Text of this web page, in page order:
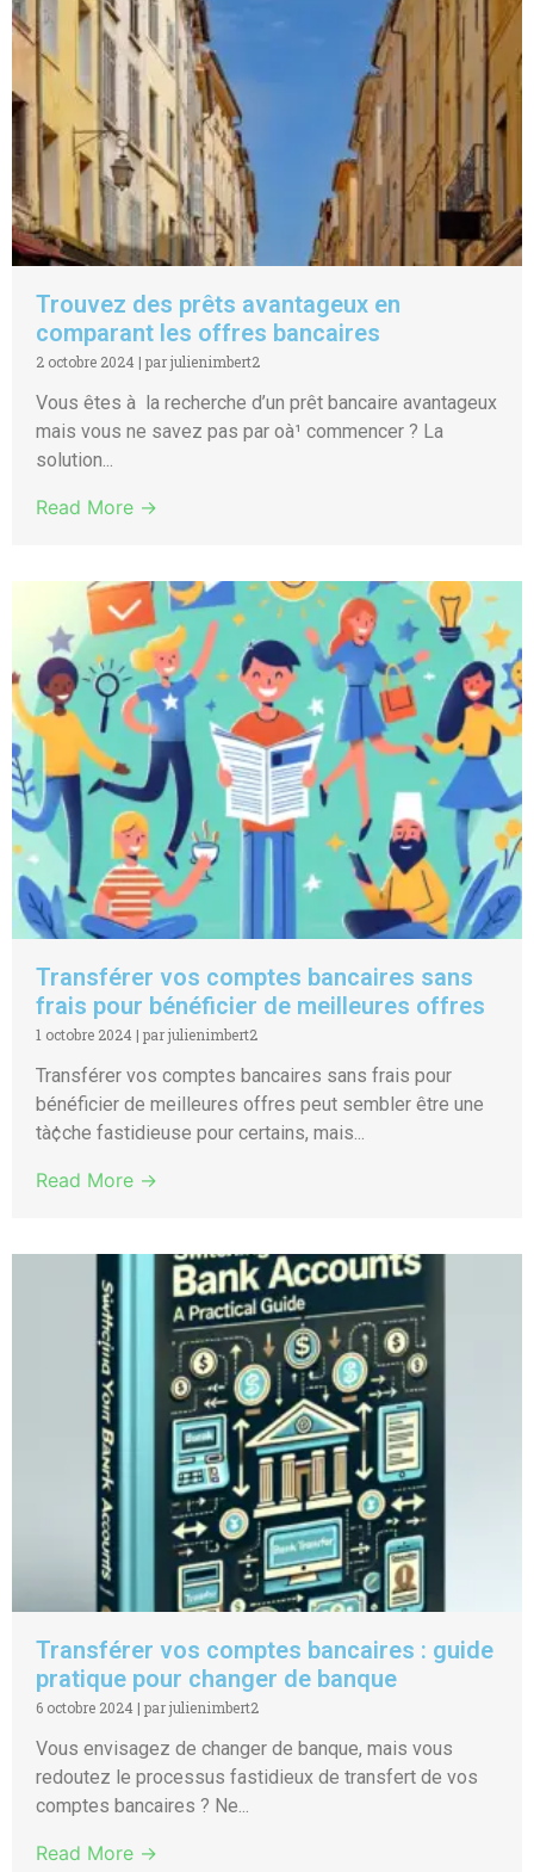
Trouvez des prêts avantageux en
comparant les offres bancaires
2 octobre 2024 | par julienimbert2
Vous êtes à la recherche d’un prêt bancaire avantageux
mais vous ne savez pas par oà¹ commencer ? La
solution...
Read More →
Transférer vos comptes bancaires sans
frais pour bénéficier de meilleures offres
1 octobre 2024 | par julienimbert2
Transférer vos comptes bancaires sans frais pour
bénéficier de meilleures offres peut sembler être une
tà¢che fastidieuse pour certains, mais...
Read More →
Transférer vos comptes bancaires : guide
pratique pour changer de banque
6 octobre 2024 | par julienimbert2
Vous envisagez de changer de banque, mais vous
redoutez le processus fastidieux de transfert de vos
comptes bancaires ? Ne...
Read More →